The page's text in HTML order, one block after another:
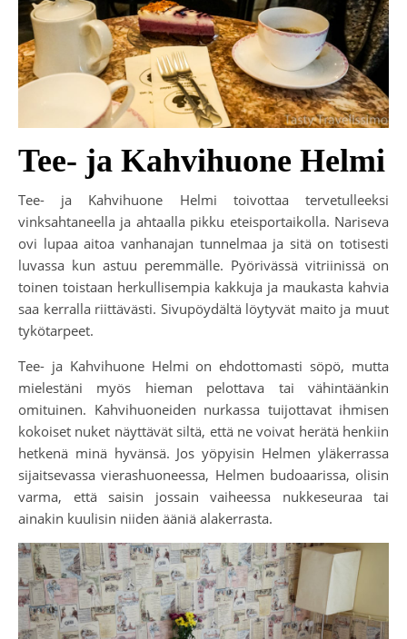
Tee- ja Kahvihuone Helmi
Tee- ja Kahvihuone Helmi toivottaa tervetulleeksi
vinksahtaneella ja ahtaalla pikku eteisportaikolla. Nariseva
ovi lupaa aitoa vanhanajan tunnelmaa ja sitä on totisesti
luvassa kun astuu peremmälle. Pyörivässä vitriinissä on
toinen toistaan herkullisempia kakkuja ja maukasta kahvia
saa kerralla riittävästi. Sivupöydältä löytyvät maito ja muut
tykötarpeet.
Tee- ja Kahvihuone Helmi on ehdottomasti söpö, mutta
mielestäni myös hieman pelottava tai vähintäänkin
omituinen. Kahvihuoneiden nurkassa tuijottavat ihmisen
kokoiset nuket näyttävät siltä, että ne voivat herätä henkiin
hetkenä minä hyvänsä. Jos yöpyisin Helmen yläkerrassa
sijaitsevassa vierashuoneessa, Helmen budoaarissa, olisin
varma, että saisin jossain vaiheessa nukkeseuraa tai
ainakin kuulisin niiden ääniä alakerrasta.